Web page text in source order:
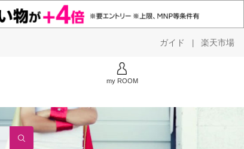
ガイド | 楽天市場
my ROOM